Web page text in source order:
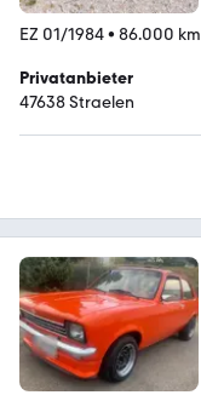
EZ 01/1984• 86.000 km
Privatanbieter
47638 Straelen